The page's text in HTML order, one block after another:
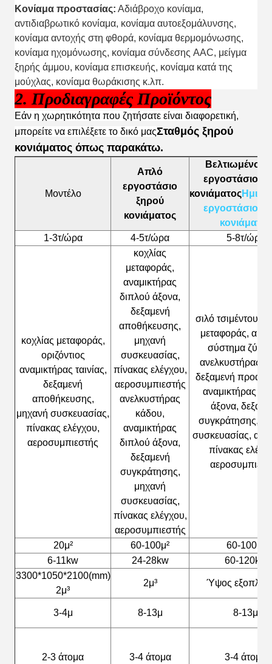
Κονίαμα προστασίας: Αδιάβροχο κονίαμα,
αντιδιαβρωτικό κονίαμα, κονίαμα αυτοεξομάλυνσης,
κονίαμα αντοχής στη φθορά, κονίαμα θερμομόνωσης,
κονίαμα ηχομόνωσης, κονίαμα σύνδεσης AAC, μείγμα
ξηρής άμμου, κονίαμα επισκευής, κονίαμα κατά της
μούχλας, κονίαμα θωράκισης κ.λπ.
2. Προδιαγραφές Προϊόντος
Εάν η χωρητικότητα που ζητήσατε είναι διαφορετική,
μπορείτε να επιλέξετε το δικό μαςΣταθμός ξηρού
κονιάματος όπως παρακάτω.
Μοντέλο
Απλό
εργοστάσιο
ξηρού
κονιάματος
Βελτιωμένο
εργοστάσιο
κονιάματος
εργοστάσιο
κονιάματος
1-3τ/ώρα
4-5τ/ώρα 5-8τ/ώρα
κοχλίας μεταφοράς,
οριζόντιος
αναμικτήρας ταινίας,
δεξαμενή
αποθήκευσης,
μηχανή συσκευασίας,
πίνακας ελέγχου,
αεροσυμπιεστής
κοχλίας
μεταφοράς,
αναμικτήρας
διπλού άξονα,
δεξαμενή
αποθήκευσης,
μηχανή
συσκευασίας,
πίνακας ελέγχου,
αεροσυμπιεστής
ανελκυστήρας
κάδου,
αναμικτήρας
διπλού άξονα,
δεξαμενή
συγκράτησης,
μηχανή
συσκευασίας,
πίνακας ελέγχου,
αεροσυμπιεστής
σιλό τσιμέντου,
μεταφοράς,
σύστημα
ανελκυστήρας
δεξαμενή
αναμικτήρας
άξονα,
συγκράτησης,
συσκευασίας,
πίνακας
20μ² 60-100μ²
60-100μ²
6-11kw
24-28kw
60-120kw
3300*1050*2100(mm)
2μ³
2μ³ Ύψος
3-4μ 8-13μ 8-13μ
2-3 άτομα 3-4 άτομα 3-4 άτομα